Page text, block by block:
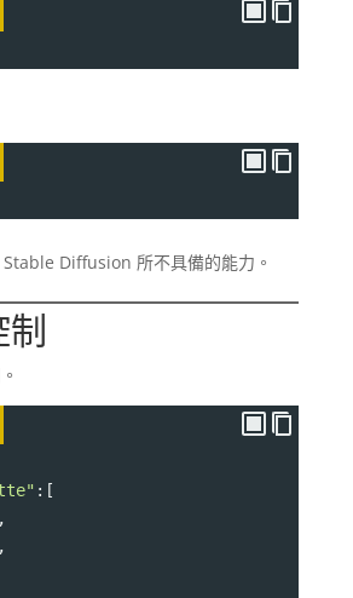
Stable Diffusion 所不具備的能力。
:[
,
,